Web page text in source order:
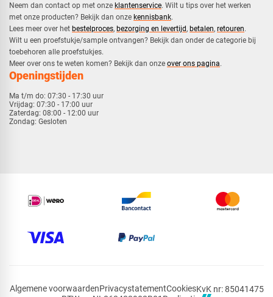
Neem dan contact op met onze klantenservice. Wilt u tips over het werken
met onze producten? Bekijk dan onze kennisbank.
​Lees meer over het bestelproces, bezorging en levertijd, betalen, retouren.​
​Wilt u een proefstukje/sample ontvangen? Bekijk dan onder de categorie bij
toebehoren alle proefstukjes.
​​Meer over ons te weten komen? Bekijk dan onze over ons pagina.
Openingstijden
Ma t/m do: 07:30 - 17:30 uur
Vrijdag: 07:30 - 17:00 uur
Zaterdag: 08:00 - 12:00 uur
Zondag: Gesloten
Algemene voorwaardenPrivacystatementCookiesKvK nr: 85041475